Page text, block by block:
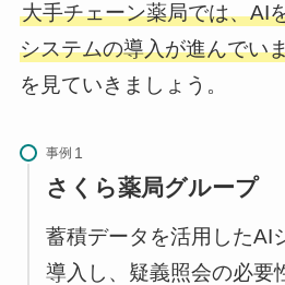
大手チェーン薬局では、AI
システムの導入が進んでい
を見ていきましょう。
事例
さくら薬局グループ
蓄積データを活用したAI
導入し、疑義照会の必要